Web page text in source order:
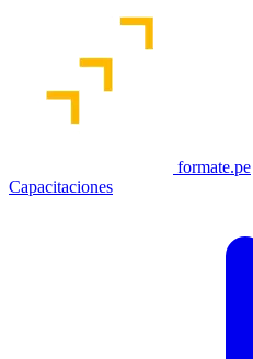
formate.pe
Capacitaciones